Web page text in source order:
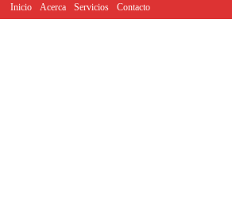
Inicio
Acerca Servicios Contacto